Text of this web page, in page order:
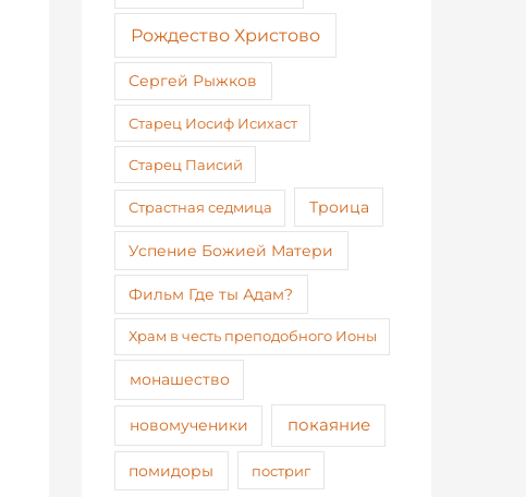
Рождество Христово
Сергей Рыжков
Старец Иосиф Исихаст
Старец Паисий
Страстная седмица Троица
Успение Божией Матери
Фильм Где ты Адам?
Храм в честь преподобного Ионы
монашество
новомученики покаяние
помидоры постриг